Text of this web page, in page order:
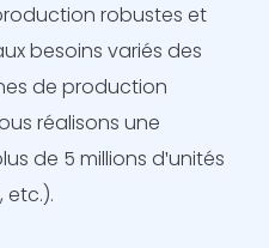
robustes et
besoins variés des
de production
réalisons une
de 5 millions d'unités
etc.).